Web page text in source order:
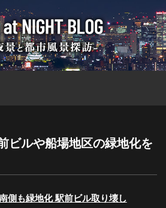
大
阪
ブ
ビルや船場地区の緑地化を
側も緑地化 駅前ビル取り壊し